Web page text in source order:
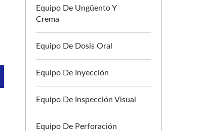
Equipo De Ungüento Y
Crema
Equipo De Dosis Oral
Equipo De Inyección
Equipo De Inspección Visual
Equipo De Perforación